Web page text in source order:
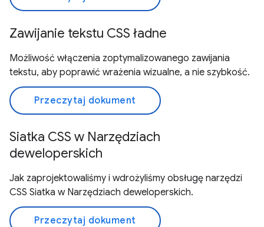
Zawijanie tekstu CSS ładne
Możliwość włączenia zoptymalizowanego zawijania
tekstu, aby poprawić wrażenia wizualne, a nie szybkość.
Przeczytaj dokument
Siatka CSS w Narzędziach
deweloperskich
Jak zaprojektowaliśmy i wdrożyliśmy obsługę narzędzi
CSS Siatka w Narzędziach deweloperskich.
Przeczytaj dokument